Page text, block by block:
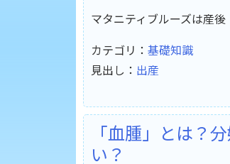
マタニティブルーズは産
カテゴリ： 基礎知識
見出し： 出産
「血腫」とは？
い？